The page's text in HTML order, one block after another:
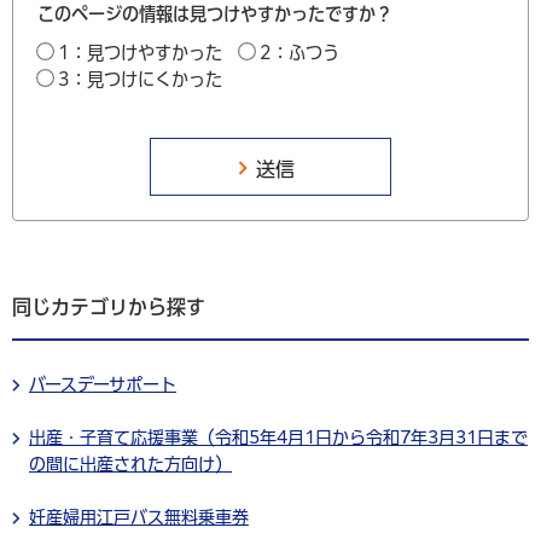
このページの情報は見つけやすかったですか？
1：見つけやすかった
2：ふつう
3：見つけにくかった
同じカテゴリから探す
バースデーサポート
出産・子育て応援事業（令和5年4月1日から令和7年3月31日まで
の間に出産された方向け）
妊産婦用江戸バス無料乗車券